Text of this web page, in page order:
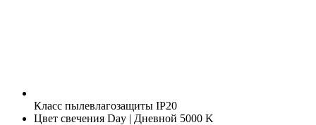
Класс пылевлагозащиты IP20
Цвет свечения Day | Дневной 5000 K